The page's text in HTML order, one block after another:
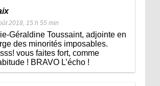
2018, 15 h 55 min
Géraldine Toussaint, adjointe en
des minorités imposables.
vous faites fort, comme
! BRAVO L’écho !